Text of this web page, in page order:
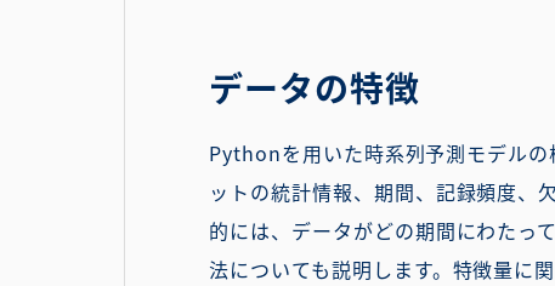
データの特徴
Pythonを用いた時系列予測モデル
ットの統計情報、期間、記録頻度、
的には、データがどの期間にわたっ
法についても説明します。特徴量に